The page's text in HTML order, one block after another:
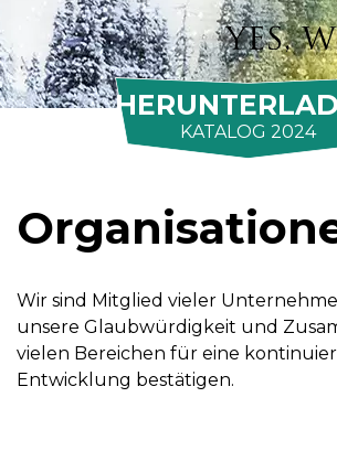
KATALOG 2024
Wir sind Mitglied vieler
unsere Glaubwürdigkeit und
vielen Bereichen für eine
Entwicklung bestätigen.